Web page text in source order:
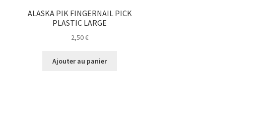
ALASKA PIK FINGERNAIL PICK
PLASTIC LARGE
2,50€
Ajouter au panier